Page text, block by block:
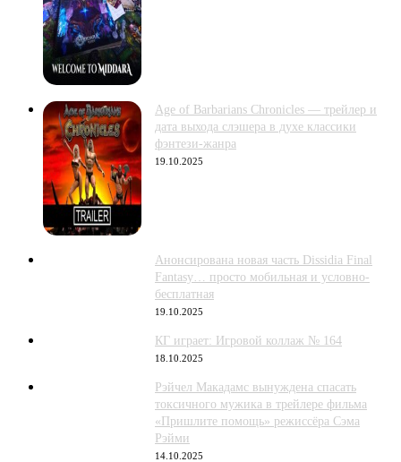
Age of Barbarians Chronicles — трейлер и
дата выхода слэшера в духе классики
фэнтези-жанра
19.10.2025
Анонсирована новая часть Dissidia Final
Fantasy… просто мобильная и условно-
бесплатная
19.10.2025
КГ играет: Игровой коллаж № 164
18.10.2025
Рэйчел Макадамс вынуждена спасать
токсичного мужика в трейлере фильма
«Пришлите помощь» режиссёра Сэма
Рэйми
14.10.2025